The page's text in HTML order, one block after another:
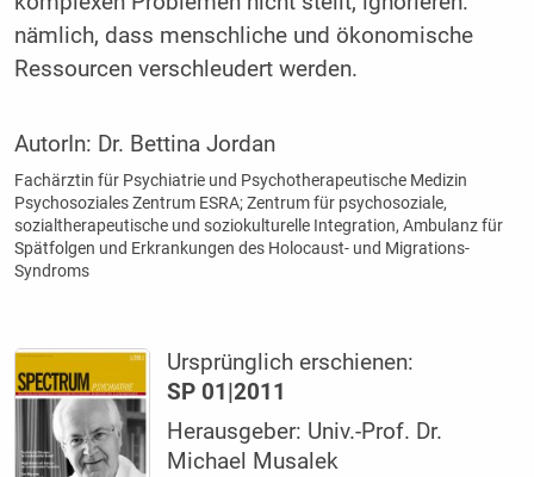
nämlich, dass menschliche und ökonomische
Ressourcen verschleudert werden.
AutorIn: Dr. Bettina Jordan
Fachärztin für Psychiatrie und Psychotherapeutische Medizin
Psychosoziales Zentrum ESRA; Zentrum für psychosoziale,
sozialtherapeutische und soziokulturelle Integration, Ambulanz für
Spätfolgen und Erkrankungen des Holocaust- und Migrations-
Syndroms
Ursprünglich erschienen:
SP 01|2011
Herausgeber: Univ.-Prof. Dr.
Michael Musalek